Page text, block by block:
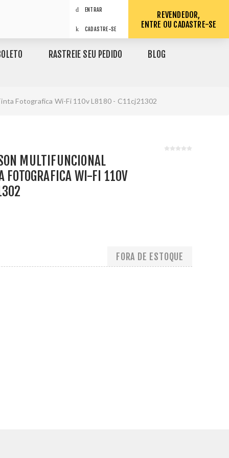
ENTRAR
CADASTRE-SE
REVENDEDOR,
ENTRE OU CADASTRE-SE
RASTREIE SEU PEDIDO BLOG
Fotografica Wi-Fi 110v L8180 - C11cj21302
MULTIFUNCIONAL
FOTOGRAFICA WI-FI 110V
FORA DE ESTOQUE